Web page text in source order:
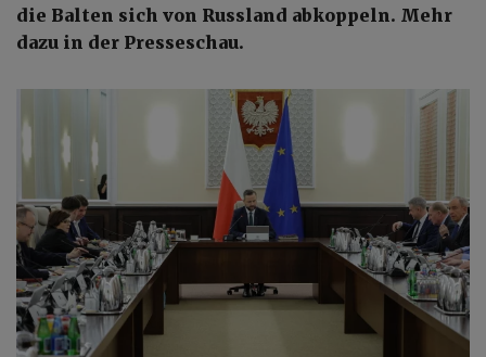
die Balten sich von Russland abkoppeln. Mehr
dazu in der Presseschau.